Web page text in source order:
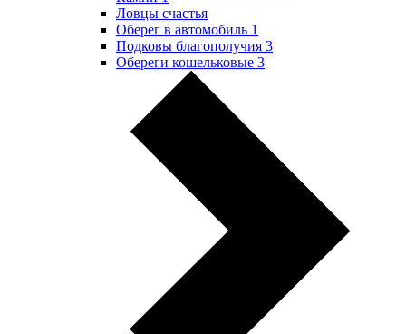
Ловцы счастья
Оберег в автомобиль 1
Подковы благополучия 3
Обереги кошельковые 3